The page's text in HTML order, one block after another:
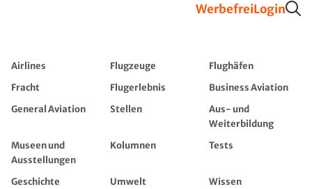
WerbefreiLogin
Airlines Flugzeuge
Flughäfen
Fracht
Flugerlebnis
Business Aviation
General Aviation
Stellen
Aus- und
Weiterbildung
Museen und
Ausstellungen
Kolumnen Tests
Geschichte Umwelt
Wissen